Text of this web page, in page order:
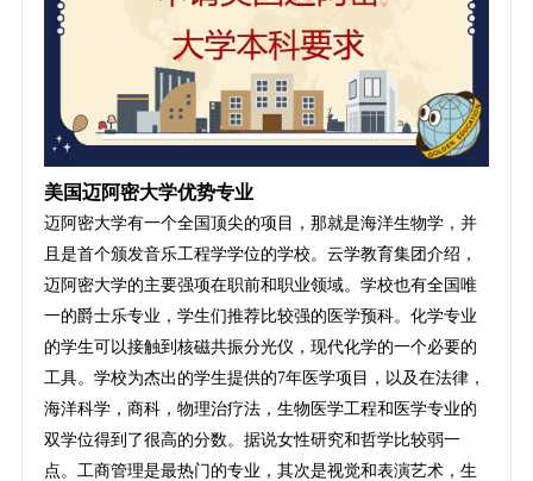
美国迈阿密大学优势专业
迈阿密大学有一个全国顶尖的项目，那就是海洋生物学，并
且是首个颁发音乐工程学学位的学校。云学教育集团介绍，
迈阿密大学的主要强项在职前和职业领域。学校也有全国唯
一的爵士乐专业，学生们推荐比较强的医学预科。化学专业
的学生可以接触到核磁共振分光仪，现代化学的一个必要的
工具。学校为杰出的学生提供的7年医学项目，以及在法律，
海洋科学，商科，物理治疗法，生物医学工程和医学专业的
双学位得到了很高的分数。据说女性研究和哲学比较弱一
点。工商管理是最热门的专业，其次是视觉和表演艺术，生